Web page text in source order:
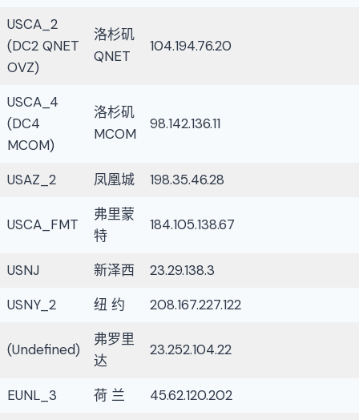
USCA_2
(DC2 QNET
OVZ)
洛杉矶
QNET
104.194.76.20
USCA_4
(DC4
MCOM)
洛杉矶
MCOM
98.142.136.11
USAZ_2 凤凰城 198.35.46.28
USCA_FMT
弗里蒙
特
184.105.138.67
USNJ 新泽西
23.29.138.3
USNY_2
纽 约 208.167.227.122
(Undefined)
弗罗里
达
23.252.104.22
EUNL_3 荷 兰 45.62.120.202